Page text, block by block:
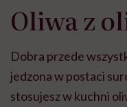
Oliwa z
Dobra przede
jedzona w postaci
stosujesz w kuchni